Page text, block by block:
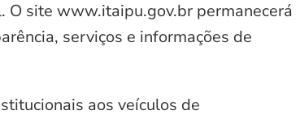
site www.itaipu.gov.br permanecerá
serviços e informações de
aos veículos de